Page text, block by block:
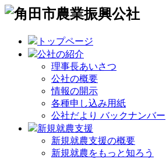
トップページ
公社の紹介
理事長あいさつ
公社の概要
情報の開示
各種申し込み用紙
公社だより バックナンバー
新規就農支援
新規就農支援の概要
新規就農をもっと知ろう